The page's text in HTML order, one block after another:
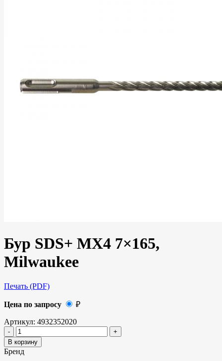
Бур SDS+ MX4 7×165,
Milwaukee
Печать (PDF)
Цена по запросу ₽
Артикул: 4932352020
В корзину
Бренд